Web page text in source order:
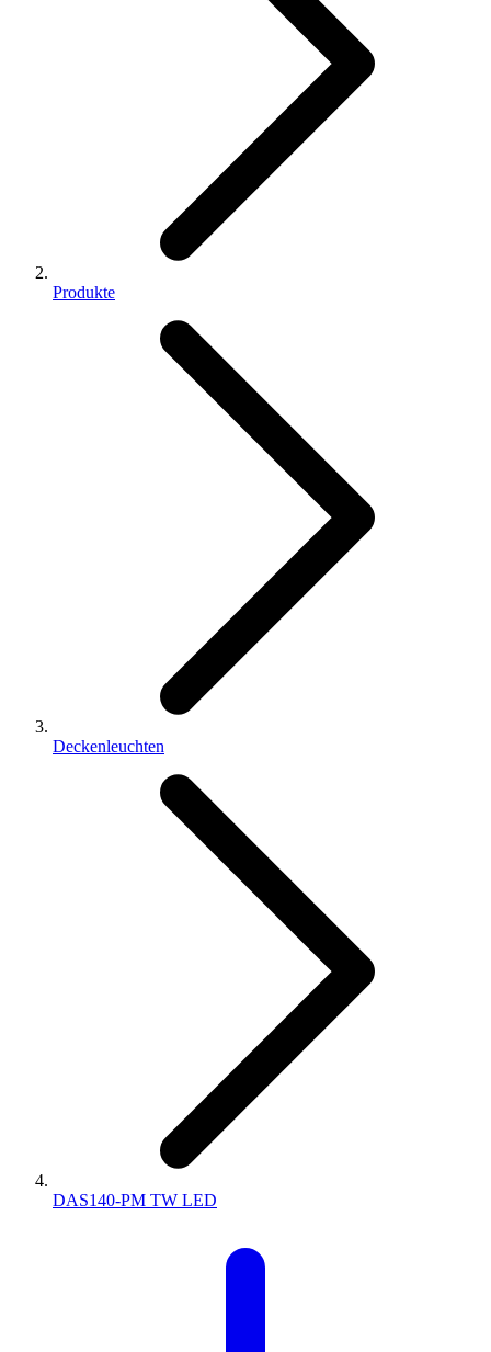
Produkte
Deckenleuchten
DAS140-PM TW LED